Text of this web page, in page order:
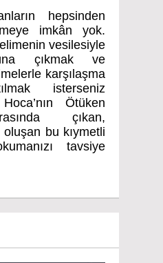
hepsinden
imkân yok.
vesilesiyle
çıkmak ve
karşılaşma
isterseniz
Ötüken
çıkan,
oluşan bu kıymetli
tavsiye